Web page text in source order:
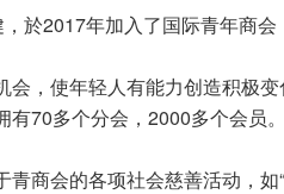
於2017年加入了国际青年商会
会，使年轻人有能力创造积极
70多个分会，2000多个会员。
商会的各项社会慈善活动，如